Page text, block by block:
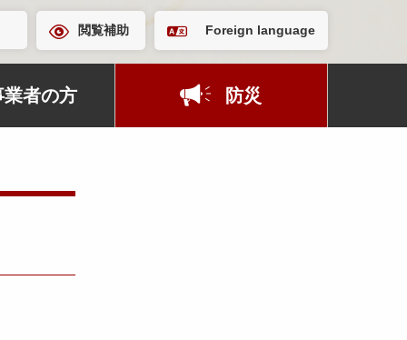
閲覧補助 Foreign language
業者の方 防災